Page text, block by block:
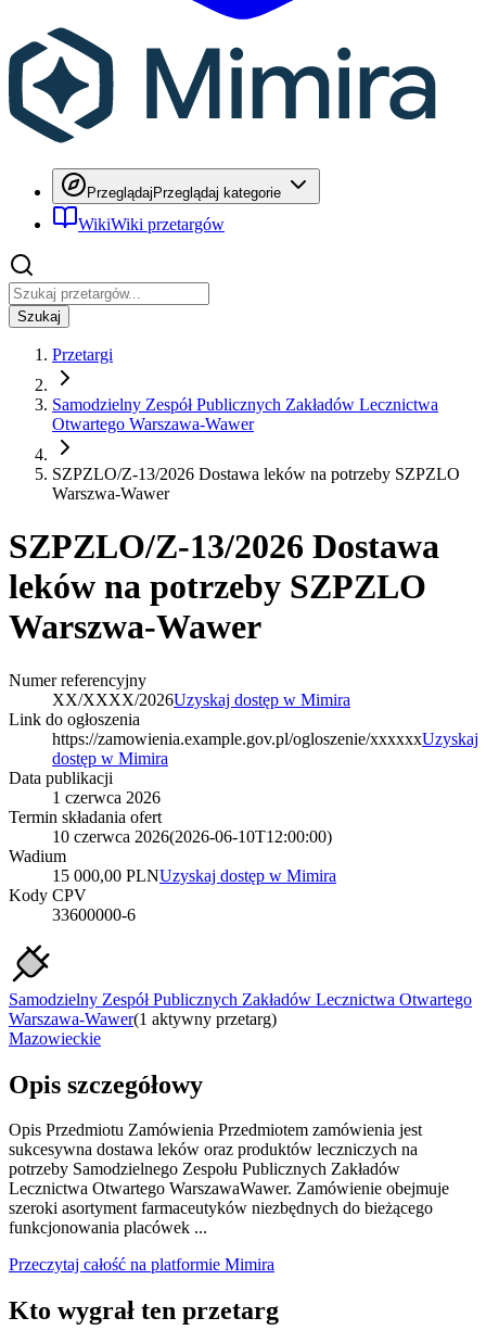
PrzeglądajPrzeglądaj kategorie
WikiWiki przetargów
Szukaj
Przetargi
Samodzielny Zespół Publicznych Zakładów Lecznictwa
Otwartego Warszawa-Wawer
SZPZLO/Z-13/2026 Dostawa leków na potrzeby SZPZLO
Warszwa-Wawer
SZPZLO/Z-13/2026 Dostawa
leków na potrzeby SZPZLO
Warszwa-Wawer
Numer referencyjny
XX/XXXX/2026Uzyskaj dostęp w Mimira
Link do ogłoszenia
https://zamowienia.example.gov.pl/ogloszenie/xxxxxxUzyskaj
dostęp w Mimira
Data publikacji
1 czerwca 2026
Termin składania ofert
10 czerwca 2026(2026-06-10T12:00:00)
Wadium
15 000,00 PLNUzyskaj dostęp w Mimira
Kody CPV
33600000-6
Samodzielny Zespół Publicznych Zakładów Lecznictwa Otwartego
Warszawa-Wawer(1 aktywny przetarg)
Mazowieckie
Opis szczegółowy
Opis Przedmiotu Zamówienia Przedmiotem zamówienia jest
sukcesywna dostawa leków oraz produktów leczniczych na
potrzeby Samodzielnego Zespołu Publicznych Zakładów
Lecznictwa Otwartego WarszawaWawer. Zamówienie obejmuje
szeroki asortyment farmaceutyków niezbędnych do bieżącego
funkcjonowania placówek ...
Przeczytaj całość na platformie Mimira
Kto wygrał ten przetarg